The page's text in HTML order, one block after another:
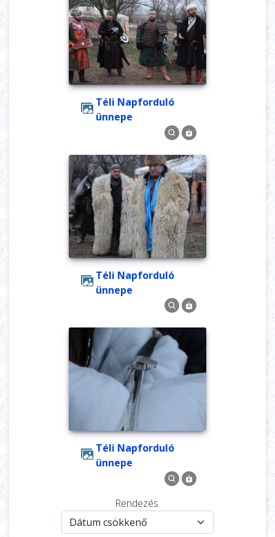
Téli Napforduló
ünnepe
Téli Napforduló
ünnepe
Téli Napforduló
ünnepe
Rendezés